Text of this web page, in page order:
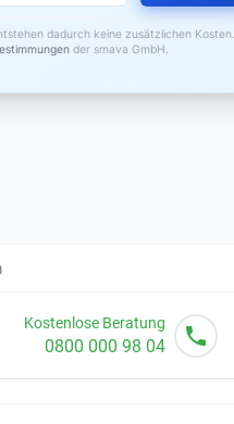
dadurch keine zusätzlichen
der smava GmbH.